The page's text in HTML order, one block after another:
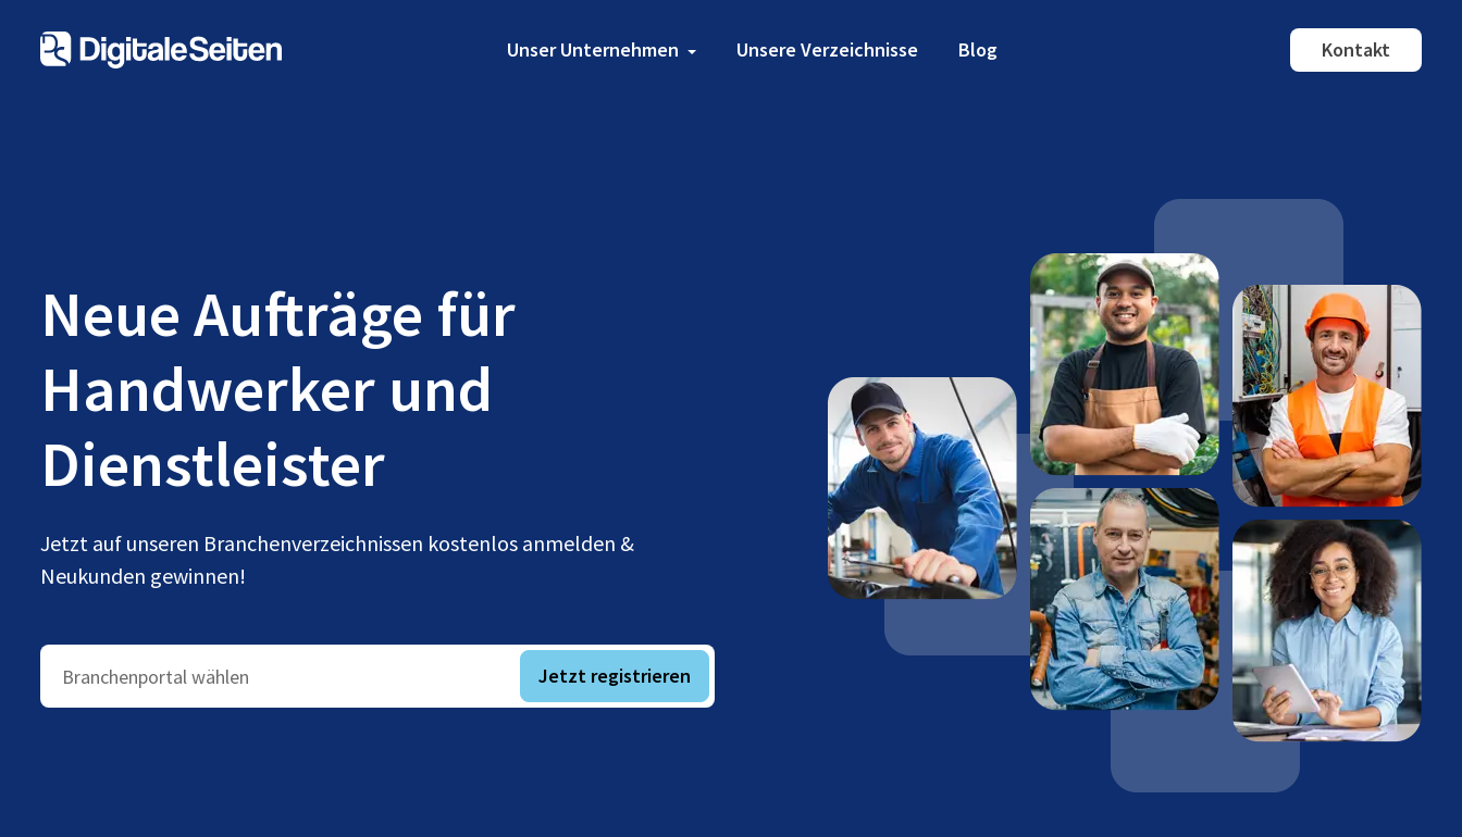
Unser Unternehmen Unsere Verzeichnisse Blog Kontakt
Neue Aufträge für
Handwerker und
Dienstleister
Jetzt auf unseren Branchenverzeichnissen kostenlos anmelden &
Neukunden gewinnen!
Branchenportal wählen Jetzt registrieren